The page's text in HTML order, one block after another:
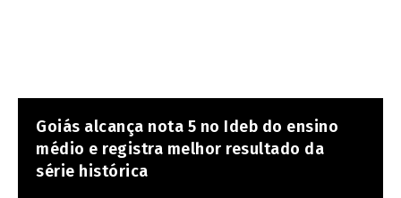
Goiás alcança nota 5 no Ideb do ensino
médio e registra melhor resultado da
série histórica